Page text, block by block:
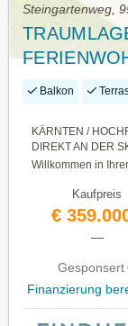
Steingartenweg,
Apartments
Balkon
KÄRNTEN /
DIREKT AN DER
Willkommen in
Kaufpreis
€
—
Gesponsert
Finanzierung